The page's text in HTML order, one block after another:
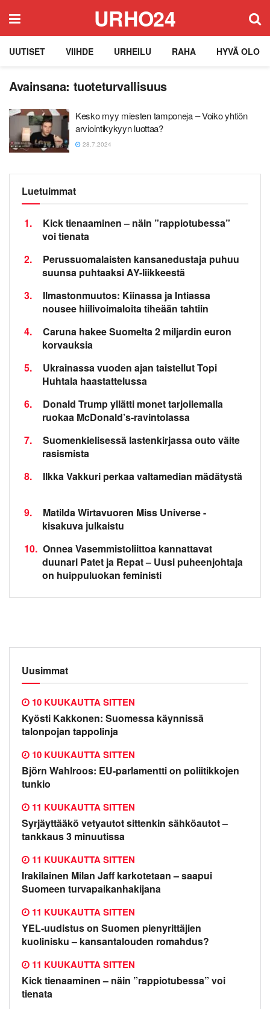
URHO24
UUTISET VIIHDE URHEILU RAHA HYVÄ OLO
Avainsana: tuoteturvallisuus
Kesko myy miesten tamponeja – Voiko yhtiön
arviointikykyyn luottaa?
28.7.2024
Luetuimmat
1.
Kick tienaaminen – näin ”rappiotubessa”
voi tienata
2.
Perussuomalaisten kansanedustaja puhuu
suunsa puhtaaksi AY-liikkeestä
3.
Ilmastonmuutos: Kiinassa ja Intiassa
nousee hiilivoimaloita tiheään tahtiin
4.
Caruna hakee Suomelta 2 miljardin euron
korvauksia
5.
Ukrainassa vuoden ajan taistellut Topi
Huhtala haastattelussa
6.
Donald Trump yllätti monet tarjoilemalla
ruokaa McDonald’s-ravintolassa
7.
Suomenkielisessä lastenkirjassa outo väite
rasismista
8.
Ilkka Vakkuri perkaa valtamedian mädätystä
9.
Matilda Wirtavuoren Miss Universe -
kisakuva julkaistu
10. Onnea Vasemmistoliittoa kannattavat
duunari Patet ja Repat – Uusi puheenjohtaja
on huippuluokan feministi
Uusimmat
Kyösti Kakkonen: Suomessa käynnissä
talonpojan tappolinja
10 KUUKAUTTA SITTEN
Björn Wahlroos: EU-parlamentti on poliitikkojen
tunkio
10 KUUKAUTTA SITTEN
Syrjäyttääkö vetyautot sittenkin sähköautot –
tankkaus 3 minuutissa
11 KUUKAUTTA SITTEN
Irakilainen Milan Jaff karkotetaan – saapui
Suomeen turvapaikanhakijana
11 KUUKAUTTA SITTEN
YEL-uudistus on Suomen pienyrittäjien
kuolinisku – kansantalouden romahdus?
11 KUUKAUTTA SITTEN
Kick tienaaminen – näin ”rappiotubessa” voi
tienata
11 KUUKAUTTA SITTEN